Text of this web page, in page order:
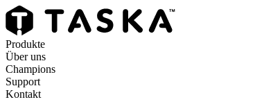
Produkte
Über uns
Champions
Support
Kontakt